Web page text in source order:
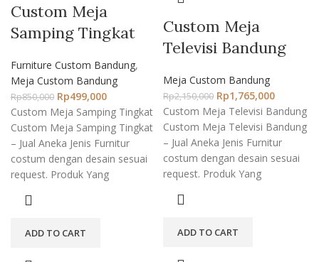
Custom Meja
Samping Tingkat
Furniture Custom Bandung,
Meja Custom Bandung
Rp850,000 Rp499,000
Custom Meja Samping Tingkat
Custom Meja Samping Tingkat
– Jual Aneka Jenis Furnitur
costum dengan desain sesuai
request. Produk Yang
ADD TO CART
Custom Meja
Televisi Bandung
Meja Custom Bandung
Rp2,150,000 Rp1,765,000
Custom Meja Televisi Bandung
Custom Meja Televisi Bandung
– Jual Aneka Jenis Furnitur
costum dengan desain sesuai
request. Produk Yang
ADD TO CART